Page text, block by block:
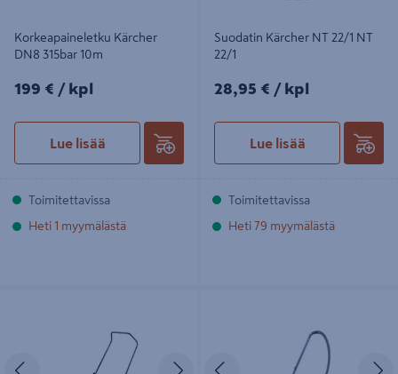
Korkeapaineletku Kärcher
DN8 315bar 10m
199€/kpl
199 € / kpl
Lue lisää
Toimitettavissa
Heti 1 myymälästä
Suodatin Kärcher NT 22/1 NT
22/1
28,95€/kpl
28,95 € / kpl
Lue lisää
Toimitettavissa
Heti 79 myymälästä
Seuraava